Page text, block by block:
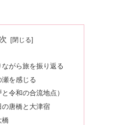
がら旅を振り返る
を感じる
令和の合流地点）
の唐橋と大津宿
橋